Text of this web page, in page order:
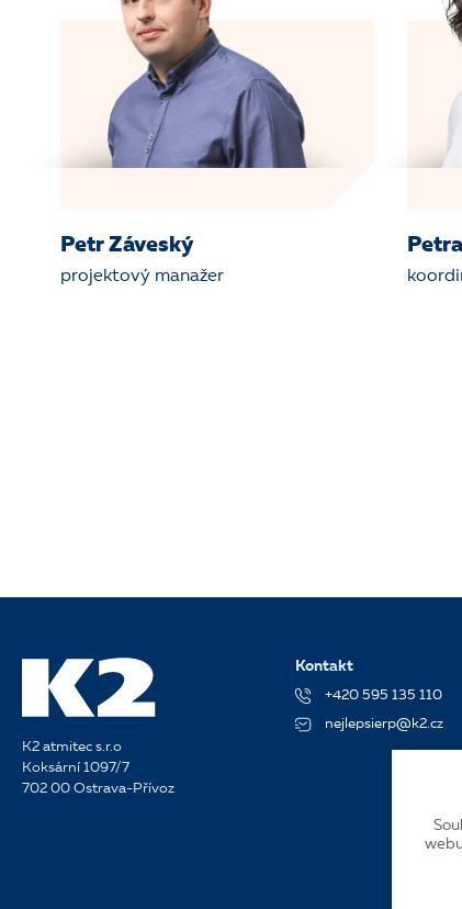
Petr Záveský
projektový manažer
K2 atmitec s.r.o
Koksární 1097/7
702 00 Ostrava-Přívoz
Kontakt
+420 595 135 110
nejlepsierp@k2.cz